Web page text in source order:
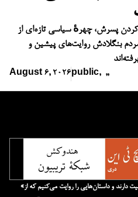
پسرش، چهرهٔ سیاسی تازه‌ای از
مردم بنگلادش روایت‌های پیشین و
August 6, 2026 public, ,,
«ما صداهایی را بازتاب می‌دهیم که اهمیت دارند و داستان‌هایی را روایت می‌کنیم که از